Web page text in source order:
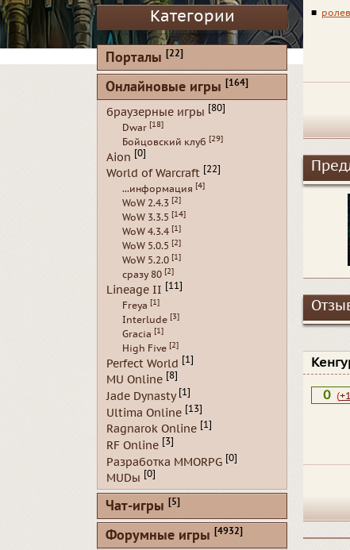
■
0 (+1
Категории
Порталы [22]
Онлайновые игры [164]
браузерные игры [80]
Dwar [18]
Бойцовский клуб [29]
Aion [0]
World of Warcraft [22]
...информация [4]
WoW 2.4.3 [2]
WoW 3.3.5 [14]
WoW 4.3.4 [1]
WoW 5.0.5 [2]
WoW 5.2.0 [1]
сразу 80 [2]
Lineage II [11]
Freya [1]
Interlude [3]
Gracia [1]
High Five [2]
Perfect World [1]
MU Online [8]
Jade Dynasty [1]
Ultima Online [13]
Ragnarok Online [1]
RF Online [3]
Разработка MMORPG [0]
MUDы [0]
Чат-игры [5]
Форумные игры [4932]